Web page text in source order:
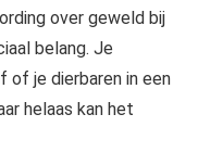
over geweld bij
belang. Je
of je dierbaren in een
helaas kan het